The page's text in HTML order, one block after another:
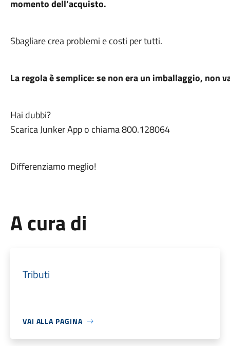
momento dell’acquisto.
Sbagliare crea problemi e costi per tutti.
La regola è semplice: se non era un imballaggio, non
Hai dubbi?
Scarica Junker App o chiama 800.128064
Differenziamo meglio!
A cura di
Tributi
VAI ALLA PAGINA